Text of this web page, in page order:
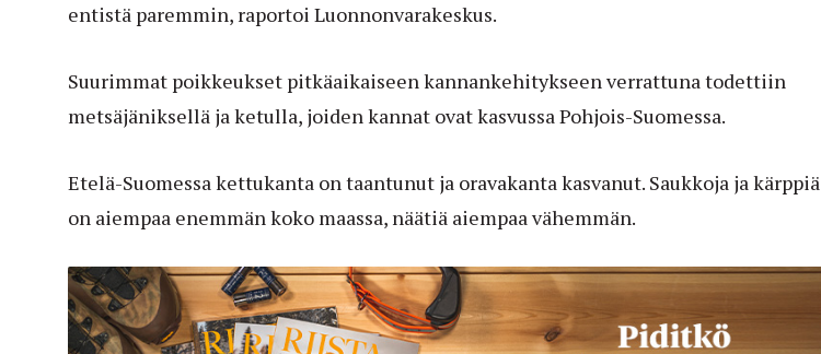
entistä paremmin, raportoi Luonnonvarakeskus.
Suurimmat poikkeukset pitkäaikaiseen kannankehitykseen verrattuna todettiin
metsäjäniksellä ja ketulla, joiden kannat ovat kasvussa Pohjois-Suomessa.
Etelä-Suomessa kettukanta on taantunut ja oravakanta kasvanut. Saukkoja ja kärppiä
on aiempaa enemmän koko maassa, näätiä aiempaa vähemmän.